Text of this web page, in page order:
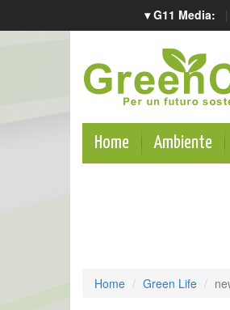
▾ G11 Media: |
Home Ambiente
Home Green Life